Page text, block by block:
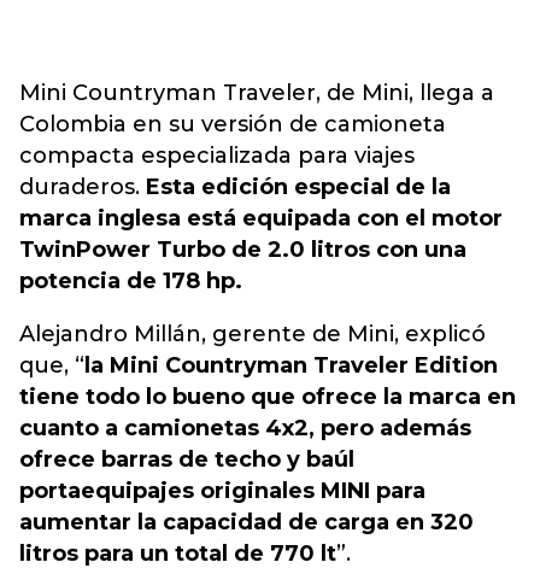
Mini Countryman Traveler, de Mini, llega a
Colombia en su versión de camioneta
compacta especializada para viajes
duraderos. Esta edición especial de la
marca inglesa está equipada con el motor
TwinPower Turbo de 2.0 litros con una
potencia de 178 hp.
Alejandro Millán, gerente de Mini, explicó
que, “ la Mini Countryman Traveler Edition
tiene todo lo bueno que ofrece la marca en
cuanto a camionetas 4x2, pero además
ofrece barras de techo y baúl
portaequipajes originales MINI para
aumentar la capacidad de carga en 320
litros para un total de 770 lt”.